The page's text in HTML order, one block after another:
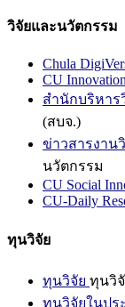
วิจัยและนวัตกรรม
Chula
CU
สำนักบริหาร
(สบจ.)
ข่าวสารงาน
นวัตกรรม
CU Social
CU-Daily
ทุนวิจัย
ทุนวิจัย ทุนวิ
ทุนวิจัยในปร